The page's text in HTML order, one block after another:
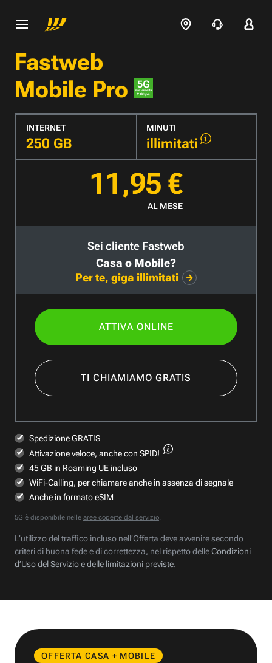
Fastweb
Mobile Pro
INTERNET
250 GB
MINUTI
illimitati
11,95 €
AL MESE
Sei cliente Fastweb
Casa o Mobile?
Per te, giga illimitati
ATTIVA ONLINE
TI CHIAMIAMO GRATIS
Spedizione GRATIS
Attivazione veloce, anche con SPID!
45 GB in Roaming UE incluso
WiFi-Calling, per chiamare anche in assenza di segnale
Anche in formato eSIM
5G è disponibile nelle aree coperte dal servizio.
L’utilizzo del traffico incluso nell’Offerta deve avvenire secondo
criteri di buona fede e di correttezza, nel rispetto delleCondizioni
d’Uso del Servizio e delle limitazioni previste.
OFFERTA CASA + MOBILE